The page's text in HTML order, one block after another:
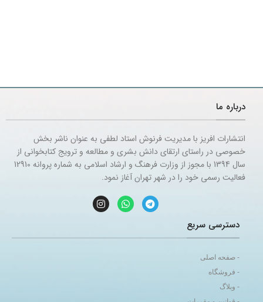
درباره ما
انتشارات افریز با مدیریت فرنوش استاد لطفی به عنوان ناشر بخش
خصوصی در راستای ارتقای دانش بشری و مطالعه و ترویج کتابخوانی از
سال 1394 با مجوز از وزارت فرهنگ و ارشاد اسلامی به شماره پروانه 12910
فعالیت رسمی خود را در شهر تهران آغاز نمود.
دسترسی سریع
- صفحه اصلی
- فروشگاه
- وبلاگ